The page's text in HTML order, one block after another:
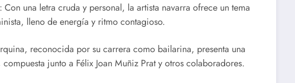
: Con una letra cruda y personal, la artista navarra ofrece un tema
lleno de energía y ritmo contagioso.
reconocida por su carrera como bailarina, presenta una
junto a Félix Joan Muñiz Prat y otros colaboradores.